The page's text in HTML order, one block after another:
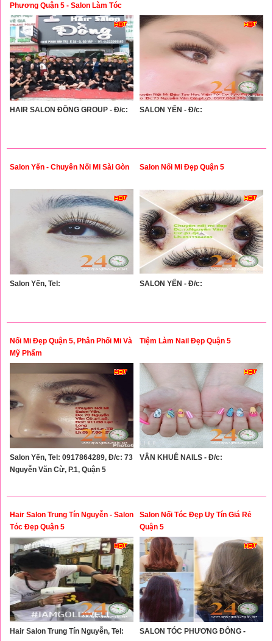
Phương Quận 5 - Salon Làm Tóc
Đẹp Quận 5
HAIR SALON ĐỒNG GROUP - Đ/c: SALON YẾN - Đ/c:
Salon Yến - Chuyên Nối Mi Sài Gòn
Salon Yến, Tel:
Salon Nối Mi Đẹp Quận 5
SALON YẾN - Đ/c:
Nối Mi Đẹp Quận 5, Phân Phối Mi Và
Mỹ Phẩm
Salon Yến, Tel: 0917864289, Đ/c: 73
Nguyễn Văn Cừ, P.1, Quận 5
Tiệm Làm Nail Đẹp Quận 5
VÂN KHUÊ NAILS - Đ/c:
Hair Salon Trung Tín Nguyễn - Salon
Tóc Đẹp Quận 5
Hair Salon Trung Tín Nguyễn, Tel:
Salon Nối Tóc Đẹp Uy Tín Giá Rẻ
Quận 5
SALON TÓC PHƯƠNG ĐÔNG -